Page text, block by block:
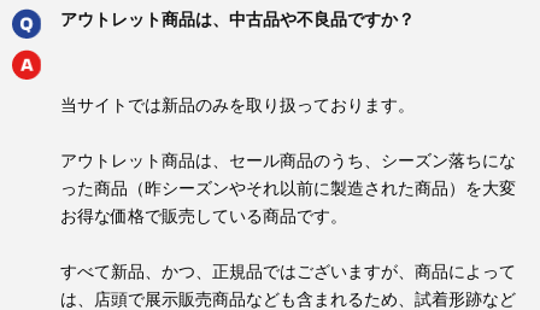
アウトレット商品は、中古品や不良品ですか？
当サイトでは新品のみを取り扱っております。
アウトレット商品は、セール商品のうち、シーズン落ちにな
った商品（昨シーズンやそれ以前に製造された商品）を大変
お得な価格で販売している商品です。
すべて新品、かつ、正規品ではございますが、商品によって
は、店頭で展示販売商品なども含まれるため、試着形跡など